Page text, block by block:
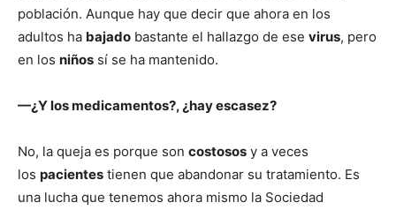
población. Aunque hay que decir que ahora en los
adultos ha bajado bastante el hallazgo de ese virus, pero
en los niños sí se ha mantenido.
—¿Y los medicamentos?, ¿hay escasez?
No, la queja es porque son costosos y a veces
los pacientes tienen que abandonar su tratamiento. Es
una lucha que tenemos ahora mismo la Sociedad